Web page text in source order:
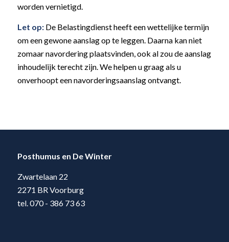
worden vernietigd.
Let op:De Belastingdienst heeft een wettelijke termijn
om een gewone aanslag op te leggen. Daarna kan niet
zomaar navordering plaatsvinden, ook al zou de aanslag
inhoudelijk terecht zijn. We helpen u graag als u
onverhoopt een navorderingsaanslag ontvangt.
Posthumus en De Winter
Zwartelaan 22
2271 BR Voorburg
tel. 070 - 386 73 63